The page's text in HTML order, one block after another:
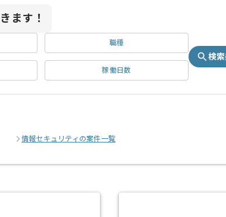
ます！
職種
稼働日数
検
情報セキュリティの案件一覧